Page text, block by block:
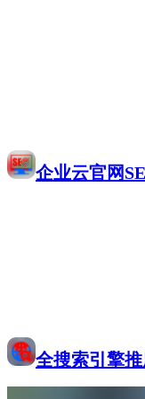
企业云官网
全搜索引擎